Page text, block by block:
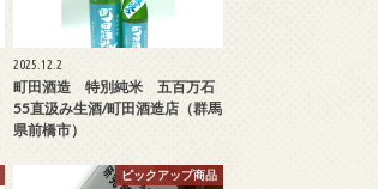
2025.12.2
町田酒造 特別純米 五百万石
55直汲み生酒/町田酒造店（群馬
県前橋市）
ピックアップ商品